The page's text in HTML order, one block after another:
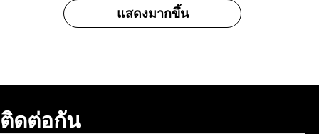
แสดงมากขึ้น
ติดต่อกัน